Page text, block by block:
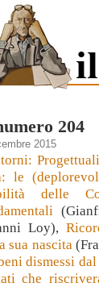
204
2015
le
delle
Loy),
sua nascita
dismessi
che